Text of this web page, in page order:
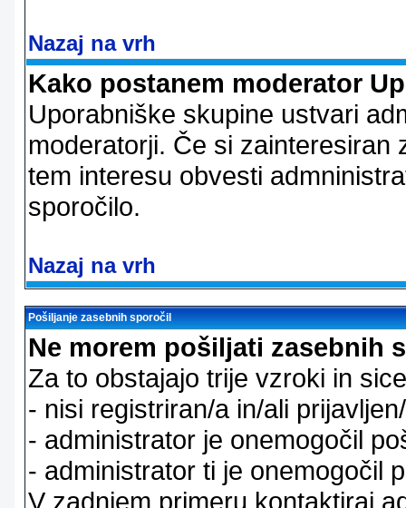
Nazaj na vrh
Kako postanem moderator
Uporabniške skupine ustvari
moderatorji. Če si
tem interesu obvesti
sporočilo.
Nazaj na vrh
Pošiljanje zasebnih sporočil
Ne morem pošiljati zasebnih
Za to obstajajo trije vzroki in
- nisi registriran/a in/ali
- administrator je onemogočil
- administrator ti je onemogočil
V zadnjem primeru kontaktiraj